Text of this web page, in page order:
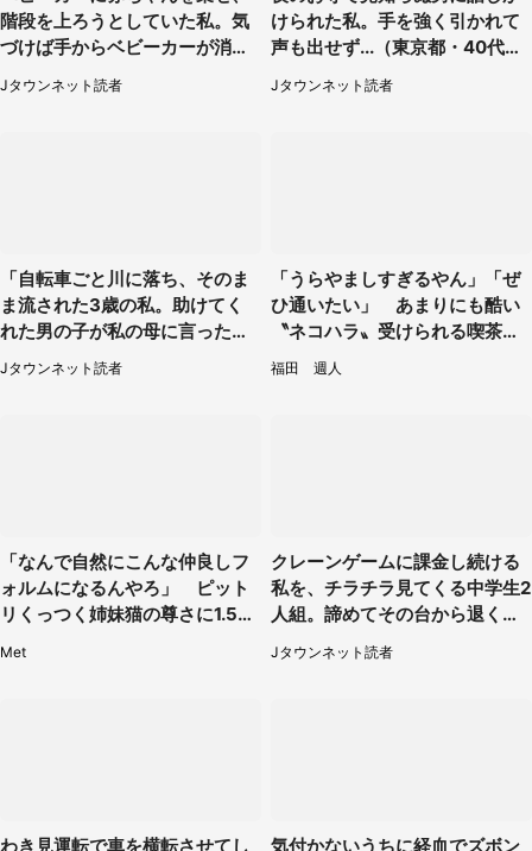
階段を上ろうとしていた私。気
づけば手からベビーカーが消え
ていて（神奈川県・60代女性）
Jタウンネット読者
けられた私。手を強く引かれて
声も出せず...（東京都・40代女
Jタウンネット読者
「自転車ごと川に落ち、そのま
ま流された3歳の私。助けてく
れた男の子が私の母に言ったの
は...」（千葉県・20代女性）
Jタウンネット読者
「うらやましすぎるやん」「ぜ
ひ通いたい」 あまりにも酷い
〝ネコハラ〟受けられる喫茶店
に5.3万人驚がく
福田 週人
「なんで自然にこんな仲良しフ
ォルムになるんやろ」 ピット
リくっつく姉妹猫の尊さに1.5万
Met
クレーンゲームに課金し続ける
私を、チラチラ見てくる中学生2
人組。諦めてその台から退く
と、後ろから声が（東京都・40
代女性）
Jタウンネット読者
わき見運転で車を横転させてし 気付かないうちに経血でズボン